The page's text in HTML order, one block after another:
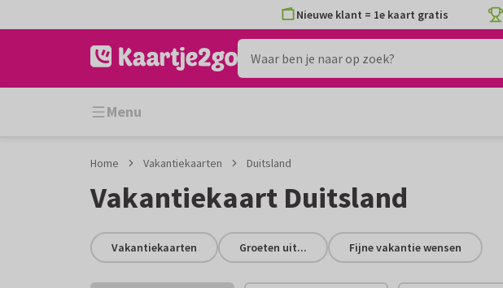
naar
naar
Nieuwe klant = 1e kaart gratis
Menu
Home Vakantiekaarten Duitsland
Vakantiekaart Duitsland
Vakantiekaarten Groeten uit... Fijne vakantie wensen